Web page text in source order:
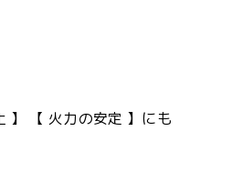
】 【 火力の安定 】にも